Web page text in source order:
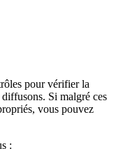
pour vérifier la
Si malgré ces
vous pouvez
: